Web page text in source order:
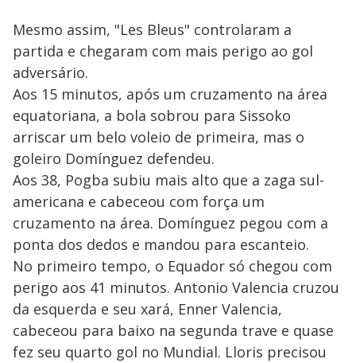
Mesmo assim, "Les Bleus" controlaram a
partida e chegaram com mais perigo ao gol
adversário.
Aos 15 minutos, após um cruzamento na área
equatoriana, a bola sobrou para Sissoko
arriscar um belo voleio de primeira, mas o
goleiro Domínguez defendeu.
Aos 38, Pogba subiu mais alto que a zaga sul-
americana e cabeceou com força um
cruzamento na área. Domínguez pegou com a
ponta dos dedos e mandou para escanteio.
No primeiro tempo, o Equador só chegou com
perigo aos 41 minutos. Antonio Valencia cruzou
da esquerda e seu xará, Enner Valencia,
cabeceou para baixo na segunda trave e quase
fez seu quarto gol no Mundial. Lloris precisou